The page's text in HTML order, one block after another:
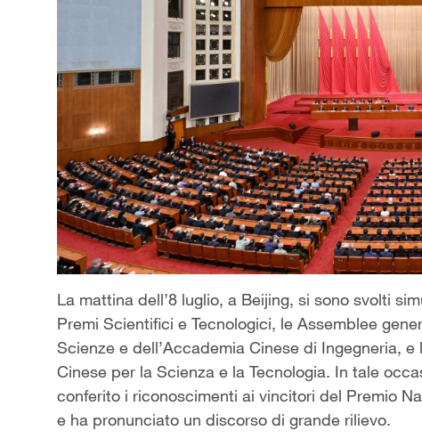
La mattina dell’8 luglio, a Beijing, si sono svolti
Premi Scientifici e Tecnologici, le Assemblee
Scienze e dell’Accademia Cinese di Ingegneria, e
Cinese per la Scienza e la Tecnologia. In tale
conferito i riconoscimenti ai vincitori del Premio
e ha pronunciato un discorso di grande rilievo.